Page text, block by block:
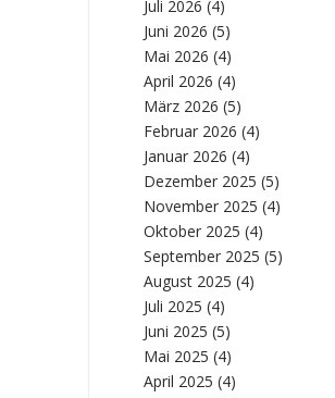
Juli 2026 (4)
Juni 2026 (5)
Mai 2026 (4)
April 2026 (4)
März 2026 (5)
Februar 2026 (4)
Januar 2026 (4)
Dezember 2025 (5)
November 2025 (4)
Oktober 2025 (4)
September 2025 (5)
August 2025 (4)
Juli 2025 (4)
Juni 2025 (5)
Mai 2025 (4)
April 2025 (4)